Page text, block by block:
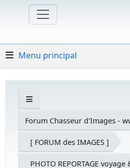
Menu principal
Forum Chasseur d'Images -
[ FORUM des IMAGES ]
PHOTO REPORTAGE